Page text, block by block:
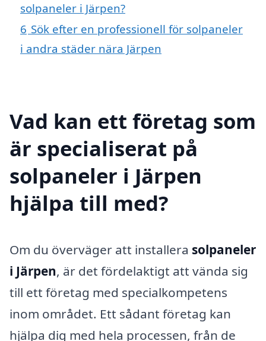
solpaneler i Järpen?
6 Sök efter en professionell för solpaneler
i andra städer nära Järpen
Vad kan ett företag som
är specialiserat på
solpaneler i Järpen
hjälpa till med?
Om du överväger att installera solpaneler
i Järpen, är det fördelaktigt att vända sig
till ett företag med specialkompetens
inom området. Ett sådant företag kan
hjälpa dig med hela processen, från de